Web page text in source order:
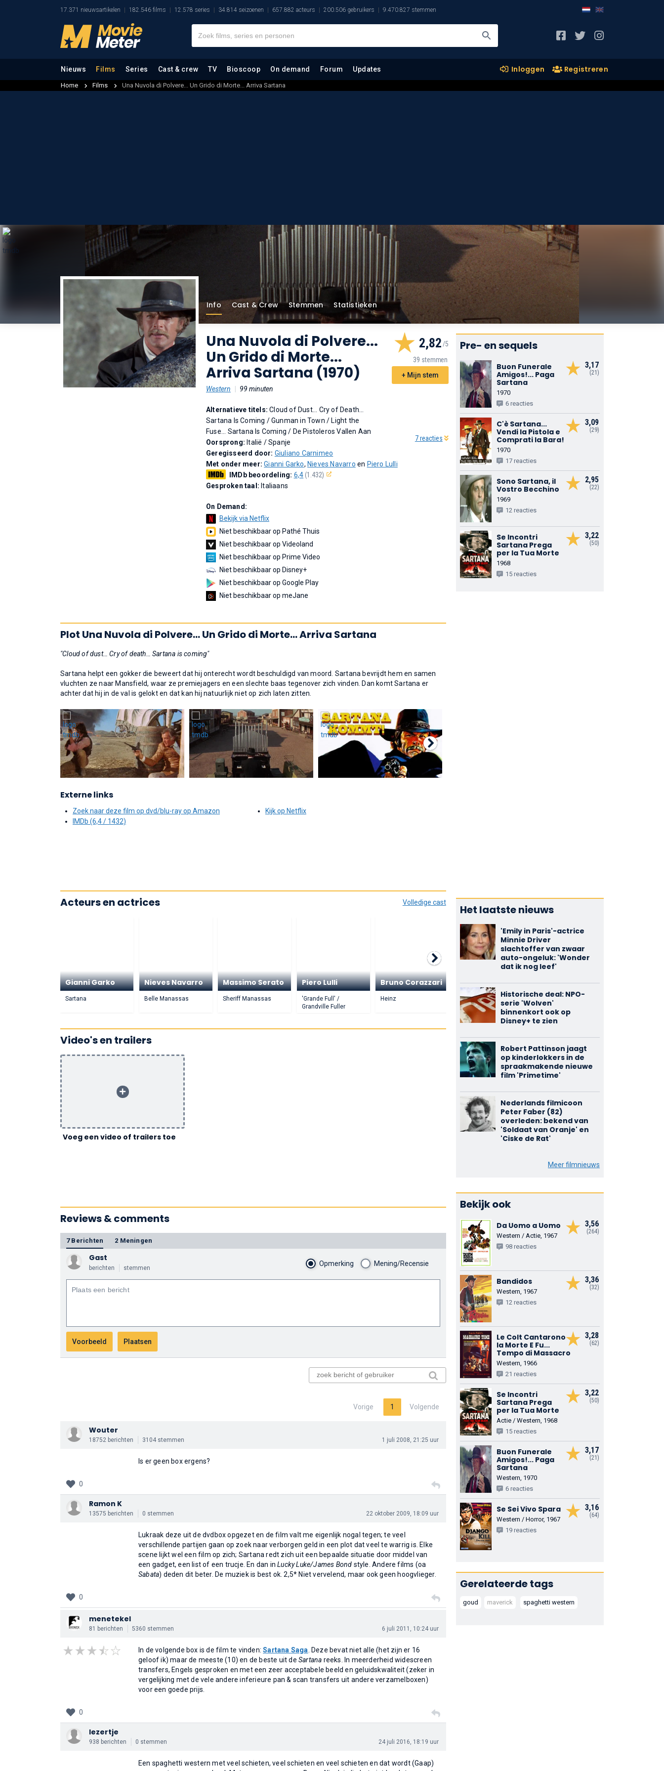
17.371 nieuwsartikelen 182.546 films 12.578 series 34.814 seizoenen 657.882 acteurs 200.506 gebruikers 9.470.827 stemmen
Nieuws Films Series Cast & crew TV Bioscoop On demand Forum Updates Inloggen Registreren
Home Films Una Nuvola di Polvere... Un Grido di Morte... Arriva Sartana
Info Cast & Crew Stemmen Statistieken
Una Nuvola di Polvere...
Un Grido di Morte...
Arriva Sartana (1970)
Western 99 minuten
2,82
39 stemmen
+ Mijn stem
7 reacties
Alternatieve titels:Cloud of Dust... Cry of Death...
Sartana Is Coming /Gunman in Town/ Light the
Fuse... Sartana Is Coming/ De Pistoleros Vallen Aan
Oorsprong: Italië / Spanje
Geregisseerd door: Giuliano Carnimeo
Met onder meer:Gianni Garko, Nieves Navarro en Piero Lulli
IMDb beoordeling: 6,4(1.432)
Gesproken taal: Italiaans
On Demand:
Bekijk via Netflix
Niet beschikbaar op Pathé Thuis
Niet beschikbaar op Videoland
Niet beschikbaar op Prime Video
Niet beschikbaar op Disney+
Niet beschikbaar op Google Play
Niet beschikbaar op meJane
Plot Una Nuvola di Polvere... Un Grido di Morte... Arriva Sartana
"Cloud of dust… Cry of death… Sartana is coming"
Sartana helpt een gokker die beweert dat hij onterecht wordt beschuldigd van moord. Sartana bevrijdt hem en samen
vluchten ze naar Mansfield, waar ze premiejagers en een slechte baas tegenover zich vinden. Dan komt Sartana er
achter dat hij in de val is gelokt en dat kan hij natuurlijk niet op zich laten zitten.
Externe links
Zoek naar deze film op dvd/blu-ray op Amazon
IMDb (6,4 / 1432)
Kijk op Netflix
Volledige cast
Acteurs en actrices
Gianni Garko
Sartana
Nieves Navarro
Belle Manassas
Massimo Serato
Sheriff Manassas
Piero Lulli
'Grande Full' /
Grandville Fuller
Bruno Corazzari
Heinz
Renato Baldini
'Nobody'
Frank Braña
Sam Puttnam / One-
Eye
Video's en trailers
Voeg een video of trailers toe
Reviews & comments
7 Berichten 2 Meningen
Gast
berichten stemmen
Opmerking Mening/Recensie
Vorige 1 Volgende
Wouter
18752 berichten 3104 stemmen 1 juli 2008, 21:25 uur
Is er geen box ergens?
0
Ramon K
13575 berichten 0 stemmen 22 oktober 2009, 18:09 uur
Lukraak deze uit de dvdbox opgezet en de film valt me eigenlijk nogal tegen; te veel
verschillende partijen gaan op zoek naar verborgen geld in een plot dat veel te warrig is. Elke
scene lijkt wel een film op zich; Sartana redt zich uit een bepaalde situatie door middel van
een gadget, een list of een trucje. En dan inLucky Luke/James Bond style. Andere films (oa
Sabata) deden dit beter. De muziek is best ok. 2,5* Niet vervelend, maar ook geen hoogvlieger.
0
menetekel
81 berichten 5360 stemmen 6 juli 2011, 10:24 uur
In de volgende box is de film te vinden:Sartana Saga
. Deze bevat niet alle (het zijn er 16
geloof ik) maar de meeste (10) en de beste uit deSartana reeks. In meerderheid widescreen
transfers, Engels gesproken en met een zeer acceptabele beeld en geluidskwaliteit (zeker in
vergelijking met de vele andere inferieure pan & scan transfers uit andere verzamelboxen)
voor een goede prijs.
0
lezertje
938 berichten 0 stemmen 24 juli 2016, 18:19 uur
Een spaghetti western met veel schieten, veel schieten en veel schieten en dat wordt (Gaap)
Pre- en sequels
3,17
(21)
Buon Funerale
Amigos!... Paga
Sartana
1970
6 reacties
3,09
(29)
C'è Sartana...
Vendi la Pistola e
Comprati la Bara!
1970
17 reacties
2,95
(22)
Sono Sartana, il
Vostro Becchino
1969
12 reacties
3,22
(50)
Se Incontri
Sartana Prega
per la Tua Morte
1968
15 reacties
Het laatste nieuws
'Emily in Paris'-actrice
Minnie Driver
slachtoffer van zwaar
auto-ongeluk: 'Wonder
dat ik nog leef'
Historische deal: NPO-
serie 'Wolven'
binnenkort ook op
Disney+ te zien
Robert Pattinson jaagt
op kinderlokkers in de
spraakmakende nieuwe
film 'Primetime'
Nederlands filmicoon
Peter Faber (82)
overleden: bekend van
'Soldaat van Oranje' en
'Ciske de Rat'
Meer filmnieuws
Bekijk ook
3,56
(264)
Da Uomo a Uomo
Western / Actie, 1967
98 reacties
3,36
(32)
Bandidos
Western, 1967
12 reacties
3,28
(62)
Le Colt Cantarono
la Morte E Fu...
Tempo di Massacro
Western, 1966
21 reacties
3,22
(50)
Se Incontri
Sartana Prega
per la Tua Morte
Actie / Western, 1968
15 reacties
3,17
(21)
Buon Funerale
Amigos!... Paga
Sartana
Western, 1970
6 reacties
3,16
(64)
Se Sei Vivo Spara
Western / Horror, 1967
19 reacties
Gerelateerde tags
goud maverick spaghetti western